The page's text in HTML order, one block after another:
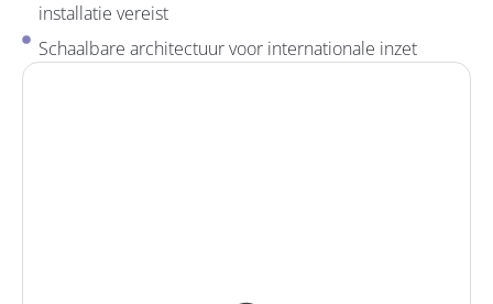
installatie vereist
Schaalbare architectuur voor internationale inzet